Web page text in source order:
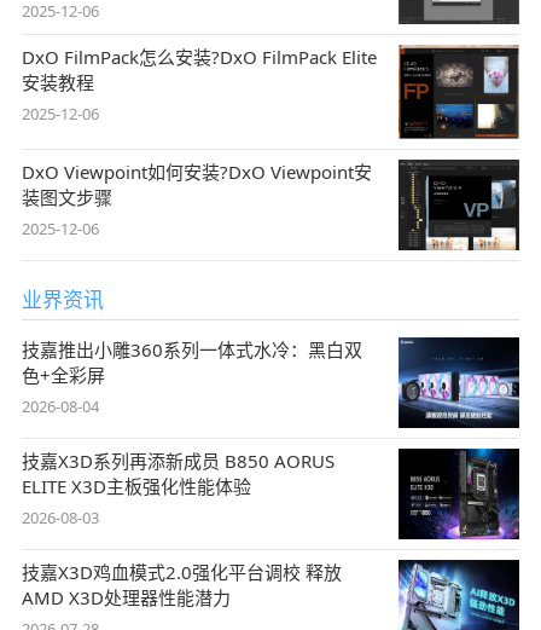
2025-12-06
DxO FilmPack怎么安装?DxO FilmPack Elite
安装教程
2025-12-06
DxO Viewpoint如何安装?DxO Viewpoint安
装图文步骤
2025-12-06
业界资讯
技嘉推出小雕360系列一体式水冷：黑白双
色+全彩屏
2026-08-04
技嘉X3D系列再添新成员 B850 AORUS
ELITE X3D主板强化性能体验
2026-08-03
技嘉X3D鸡血模式2.0强化平台调校 释放
AMD X3D处理器性能潜力